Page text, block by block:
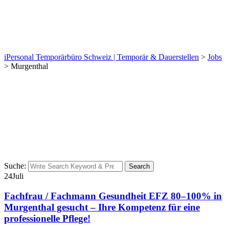
iPersonal Temporärbüro Schweiz | Temporär & Dauerstellen > Jobs
> Murgenthal
Suche: Search
24Juli
Fachfrau / Fachmann Gesundheit EFZ 80–100% in
Murgenthal gesucht – Ihre Kompetenz für eine
professionelle Pflege!